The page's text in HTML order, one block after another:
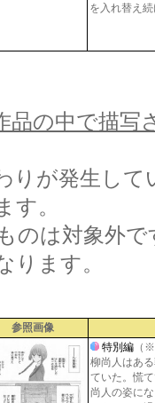
を入れ替え
品の中で描写
りが発生し
す。
のは対象外
ります。
参照画像
特別編 （
柳尚人はあ
ていた。慌
尚人の姿に